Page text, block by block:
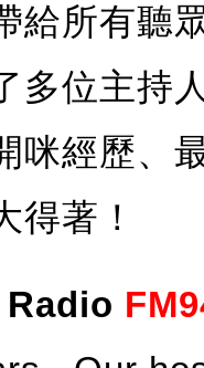
給所有聽
多位主持
咪經歷、
得著！